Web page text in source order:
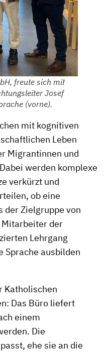
freute sich mit
Josef
(vorne).
mit kognitiven
Leben
Migrantinnen und
werden komplexe
verkürzt und
ob eine
der Zielgruppe von
Mitarbeiter der
Lehrgang
Sprache ausbilden
Katholischen
Das Büro liefert
einem
Die
ehe sie an die